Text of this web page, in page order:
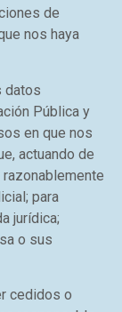
de
nos haya
datos
Pública y
en que nos
actuando de
para
jurídica;
o sus
cedidos o